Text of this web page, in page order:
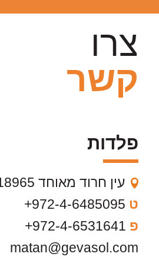
צרו
קשר
פלדות
עין חרוד מאוחד 18965
ט 972-4-6485095+
פ 972-4-6531641+
matan@gevasol.com